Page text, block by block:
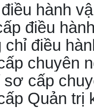
hành
điều
điều
chuyên
cấp
Quản trị